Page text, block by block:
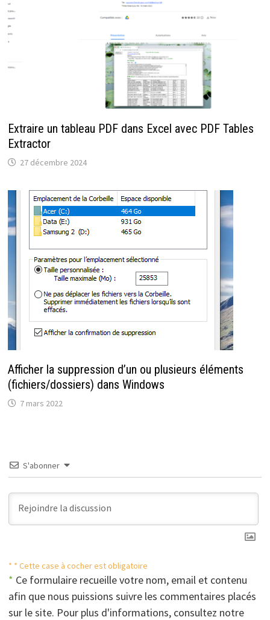
Extraire un tableau PDF dans Excel avec PDF Tables
Extractor
27 décembre 2024
Afficher la suppression d’un ou plusieurs éléments
(fichiers/dossiers) dans Windows
7 mars 2022
S'abonner
* * Cette case à cocher est obligatoire
* Ce formulaire recueille votre nom, email et contenu
afin que nous puissions suivre les commentaires placés
sur le site. Pour plus d'informations, consultez notre